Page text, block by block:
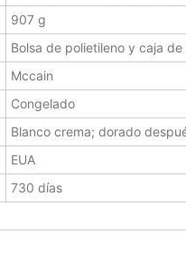
907 g
Bolsa de polietileno y caja
Mccain
Congelado
Blanco crema; dorado
EUA
730 días